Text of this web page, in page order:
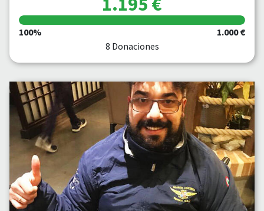
100%
1.000 €
8 Donaciones